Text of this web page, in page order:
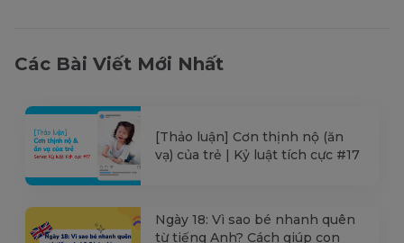
Các Bài Viết Mới Nhất
[Thảo luận] Cơn thịnh nộ (ăn
vạ) của trẻ | Kỷ luật tích cực #17
Ngày 18: Vì sao bé nhanh quên
từ tiếng Anh? Cách giúp con